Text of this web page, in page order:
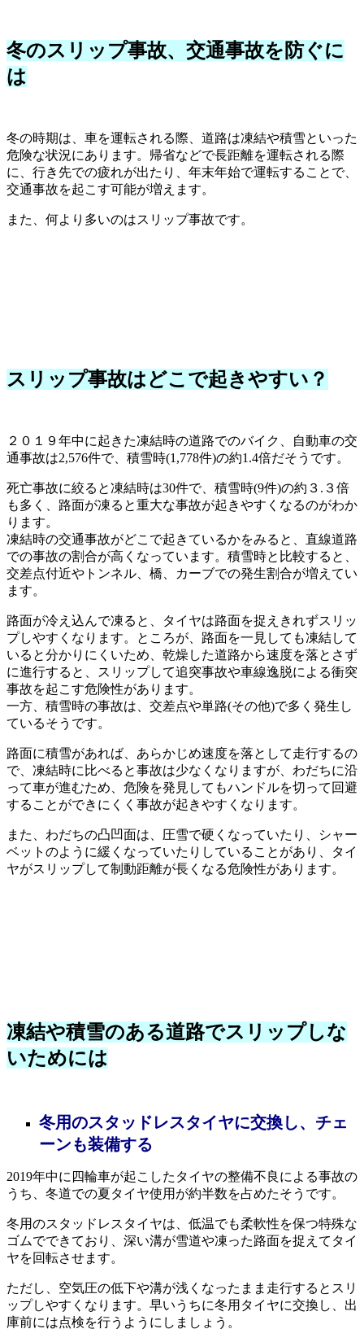
冬のスリップ事故、交通事故を防ぐに
は
冬の時期は、車を運転される際、道路は凍結や積雪といった
危険な状況にあります。帰省などで長距離を運転される際
に、行き先での疲れが出たり、年末年始で運転することで、
交通事故を起こす可能が増えます。
また、何より多いのはスリップ事故です。
スリップ事故はどこで起きやすい？
２０１９年中に起きた凍結時の道路でのバイク、自動車の交
通事故は2,576件で、積雪時(1,778件)の約1.4倍だそうです。
死亡事故に絞ると凍結時は30件で、積雪時(9件)の約３.３倍
も多く、路面が凍ると重大な事故が起きやすくなるのがわか
ります。
凍結時の交通事故がどこで起きているかをみると、直線道路
での事故の割合が高くなっています。積雪時と比較すると、
交差点付近やトンネル、橋、カーブでの発生割合が増えてい
ます。
路面が冷え込んで凍ると、タイヤは路面を捉えきれずスリッ
プしやすくなります。ところが、路面を一見しても凍結して
いると分かりにくいため、乾燥した道路から速度を落とさず
に進行すると、スリップして追突事故や車線逸脱による衝突
事故を起こす危険性があります。
一方、積雪時の事故は、交差点や単路(その他)で多く発生し
ているそうです。
路面に積雪があれば、あらかじめ速度を落として走行するの
で、凍結時に比べると事故は少なくなりますが、わだちに沿
って車が進むため、危険を発見してもハンドルを切って回避
することができにくく事故が起きやすくなります。
また、わだちの凸凹面は、圧雪で硬くなっていたり、シャー
ベットのように緩くなっていたりしていることがあり、タイ
ヤがスリップして制動距離が長くなる危険性があります。
凍結や積雪のある道路でスリップしな
いためには
冬用のスタッドレスタイヤに交換し、チェ
ーンも装備する
2019年中に四輪車が起こしたタイヤの整備不良による事故の
うち、冬道での夏タイヤ使用が約半数を占めたそうです。
冬用のスタッドレスタイヤは、低温でも柔軟性を保つ特殊な
ゴムでできており、深い溝が雪道や凍った路面を捉えてタイ
ヤを回転させます。
ただし、空気圧の低下や溝が浅くなったまま走行するとスリ
ップしやすくなります。早いうちに冬用タイヤに交換し、出
庫前には点検を行うようにしましょう。